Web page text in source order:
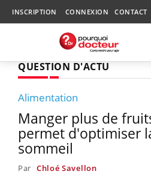
INSCRIPTION CONNEXION CONTACT
QUESTION D'ACTU
Alimentation
Manger plus de
permet d'optimiser
sommeil
Par Chloé Savellon